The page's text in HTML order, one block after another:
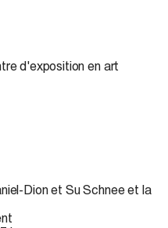
d'exposition en art
Dion et Su Schnee et la